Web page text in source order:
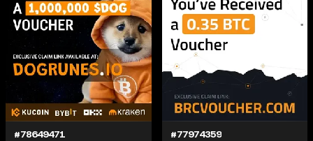
#78649471 #77974359